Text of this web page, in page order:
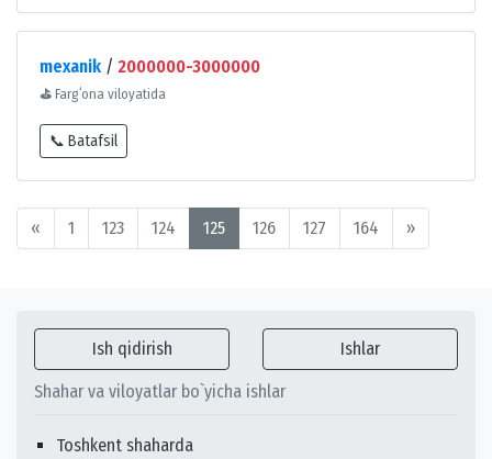
mexanik / 2000000-3000000
⛳ Fargʻona viloyatida
📞 Batafsil
« 1 123 124 125 126 127 164 »
Ish qidirish Ishlar
Shahar va viloyatlar bo`yicha ishlar
Toshkent shaharda